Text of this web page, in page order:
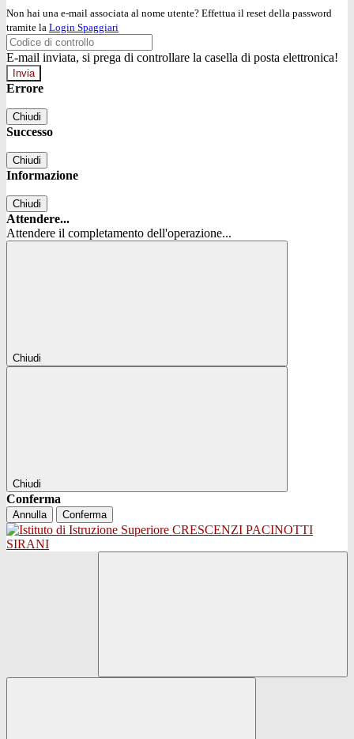
Non hai una e-mail associata al nome utente? Effettua il reset della password
tramite la Login Spaggiari
E-mail inviata, si prega di controllare la casella di posta elettronica!
Errore
Chiudi
Successo
Chiudi
Informazione
Chiudi
Attendere...
Attendere il completamento dell'operazione...
Chiudi
Chiudi
Conferma
Annulla Conferma